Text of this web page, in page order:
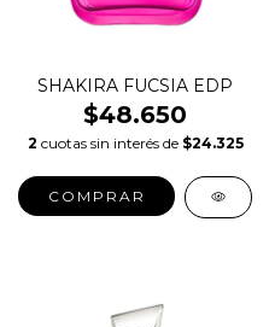
SHAKIRA FUCSIA EDP
$48.650
2 cuotas sin interés de $24.325
COMPRAR